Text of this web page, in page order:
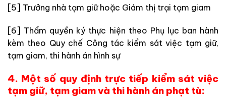
[5] Trưởng nhà tạm giữ hoặc Giám thị trại tạm giam
[6] Thẩm quyền ký thực hiện theo Phụ lục ban hành
kèm theo Quy chế Công tác kiểm sát việc tạm giữ,
tạm giam, thi hành án hình sự
4. Một số quy định trực tiếp kiểm sát việc
tạm giữ, tạm giam và thi hành án phạt tù: